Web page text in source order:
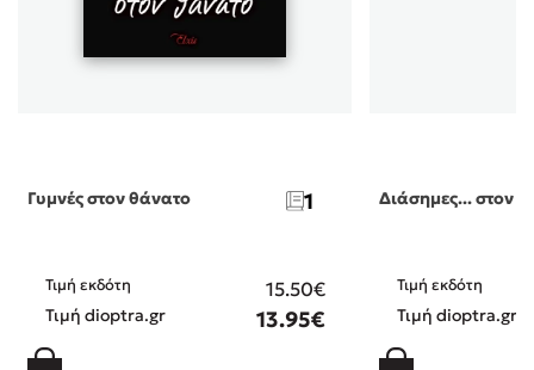
Γυμνές στον θάνατο 1
Τιμή εκδότη 15.50€
Τιμή dioptra.gr 13.95€
Διάσημες... στον
Τιμή εκδότη
Τιμή dioptra.gr